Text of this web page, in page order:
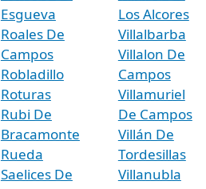
Esgueva
Roales De
Campos
Robladillo
Roturas
Rubi De
Bracamonte
Rueda
Saelices De
Los Alcores
Villalbarba
Villalon De
Campos
Villamuriel
De Campos
Villán De
Tordesillas
Villanubla